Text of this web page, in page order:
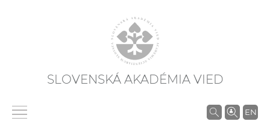
SLOVENSKÁ AKADÉMIA VIED
EN
V